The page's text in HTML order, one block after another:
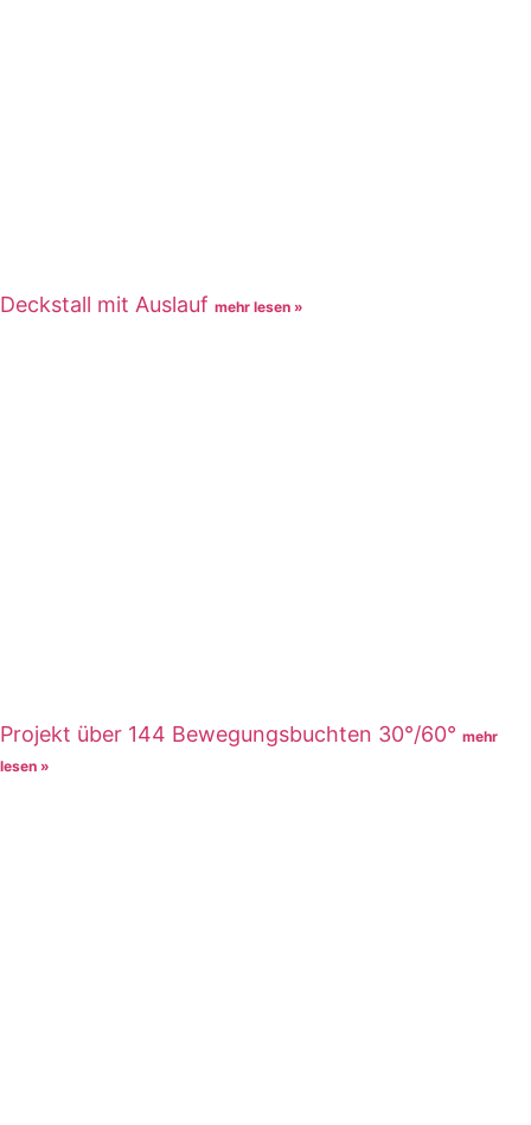
Deckstall mit Auslauf mehr lesen »
Projekt über 144 Bewegungsbuchten 30°/60° mehr
lesen »